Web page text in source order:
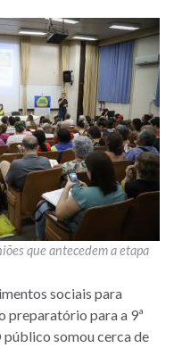
que antecedem a etapa
sociais para
preparatório para a 9ª
somou cerca de